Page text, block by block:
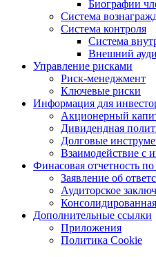
Биографии
Система
Система контроля
Система
Внешний
Управление рисками
Риск-менеджмент
Ключевые риски
Информация для
Акционерный
Дивидендная
Долговые
Взаимодействие с
Финасовая отчетность
Заявление об
Аудиторское
Дополнительные ссылки
Приложения
Политика Cookie